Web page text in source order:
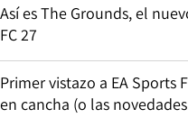
Así es The Grounds, el
FC 27
Primer vistazo a EA Sports
en cancha (o las